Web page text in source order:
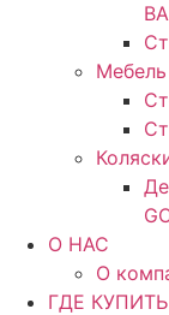
Мебель
O НАС
О
ГДЕ КУПИТЬ